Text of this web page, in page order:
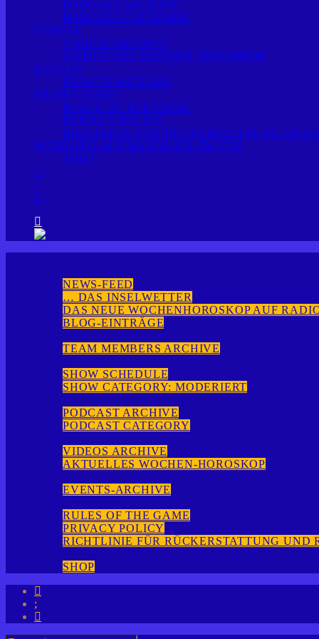
PODCAST ARCHIVE
PODCAST CATEGORY
VIDEOS
VIDEOS ARCHIVE
AKTUELLES WOCHEN-HOROSKOP
EVENTS
EVENTS-ARCHIVE
RECHTLICHES
RULES OF THE GAME
PRIVACY POLICY
RICHTLINIE FÜR RÜCKERSTATTUNG UND
WERBUNG AUF RADIO SOL FM FTV
SHOP
NEWS-FEED
… DAS INSELWETTER
DAS NEUE WOCHENHOROSKOP AUF
BLOG-EINTRÄGE
TEAM MEMBERS ARCHIVE
SHOW SCHEDULE
SHOW CATEGORY: MODERIERT
PODCAST ARCHIVE
PODCAST CATEGORY
VIDEOS ARCHIVE
AKTUELLES WOCHEN-HOROSKOP
EVENTS-ARCHIVE
RULES OF THE GAME
PRIVACY POLICY
RICHTLINIE FÜR RÜCKERSTATTUNG UND
SHOP